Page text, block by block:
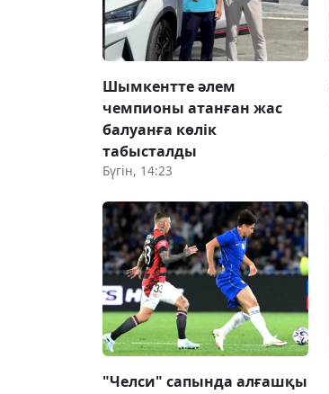
Шымкентте әлем
чемпионы атанған жас
балуанға көлік
табысталды
Бүгін, 14:23
"Челси" сапында алғашқы